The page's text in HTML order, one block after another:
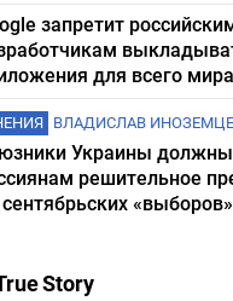
запретит
для всего мира
ВЛАДИСЛАВ
Украины должны
решительное
«выборов»